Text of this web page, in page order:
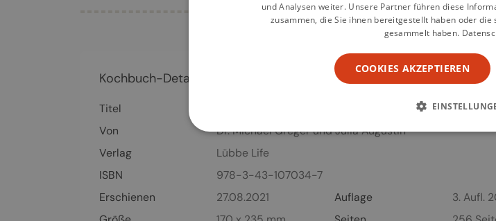
Kochbuch-Details
Titel
Von
Dr. Michael GregerundJulia Augustin
Verlag
Lübbe Life
ISBN
978-3-43-107034-7
Erschienen
27.08.2021 Auflage
3. Aufl.
und Analysen weiter. Unsere Partner führen diese
zusammen, die Sie ihnen bereitgestellt haben oder
gesammelt haben.
COOKIES AKZEPTIEREN